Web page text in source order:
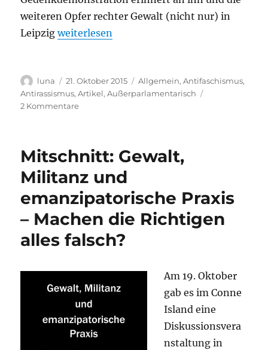
weiteren Opfer rechter Gewalt (nicht nur) in
Leipzig„Fünf Jahre danach – RIP Kamal“
weiterlesen
Autor
luna
Veröffentlicht
am
21. Oktober 2015 Kategorien
Allgemein,Antifaschismus,
Antirassismus,Artikel,Außerparlamentarisch
2 Kommentarezu
–
Kamal
Mitschnitt: Gewalt,
Militanz und
emanzipatorische Praxis
– Machen die Richtigen
alles falsch?
Am 19. Oktober
gab es im Conne
Island eine
Diskussionsvera
nstaltung in